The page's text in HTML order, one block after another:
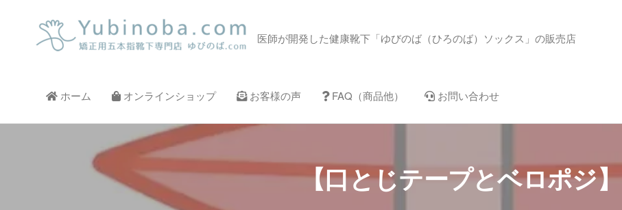
キ
5本指靴下の通販サイト「ゆびの
医師が開発した健康靴下「ゆびのば（ひろのば）ソックス」の販売店
ホーム オンラインショップ お客様の声 FAQ（商品他） お問い合わせ
【口とじテープとベロポジ】